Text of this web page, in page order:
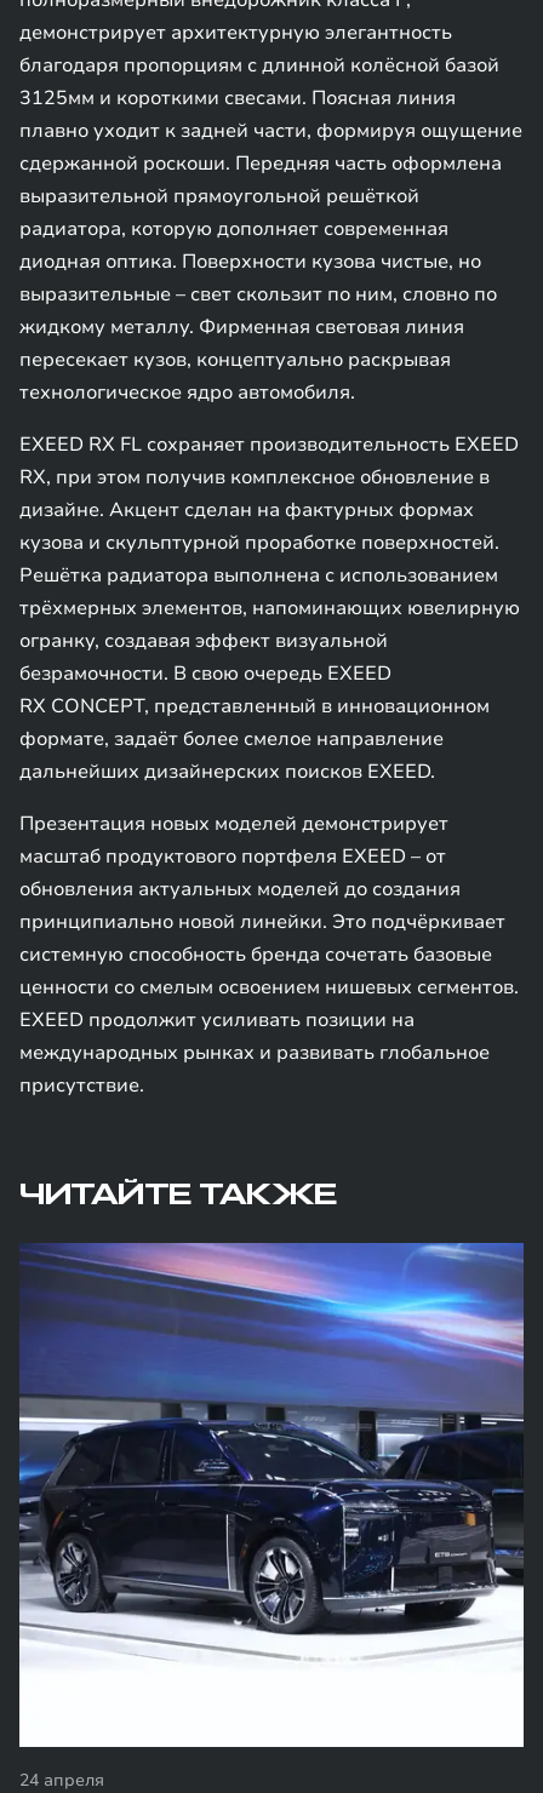
демонстрирует архитектурную элегантность
благодаря пропорциям с длинной колёсной базой
3125мм и короткими свесами. Поясная линия
плавно уходит к задней части, формируя ощущение
сдержанной роскоши. Передняя часть оформлена
выразительной прямоугольной решёткой
радиатора, которую дополняет современная
диодная оптика. Поверхности кузова чистые, но
выразительные – свет скользит по ним, словно по
жидкому металлу. Фирменная световая линия
пересекает кузов, концептуально раскрывая
технологическое ядро автомобиля.
EXEED RX FL сохраняет производительность EXEED
RX, при этом получив комплексное обновление в
дизайне. Акцент сделан на фактурных формах
кузова и скульптурной проработке поверхностей.
Решётка радиатора выполнена с использованием
трёхмерных элементов, напоминающих ювелирную
огранку, создавая эффект визуальной
безрамочности. В свою очередь EXEED
RX CONCEPT, представленный в инновационном
формате, задаёт более смелое направление
дальнейших дизайнерских поисков EXEED.
Презентация новых моделей демонстрирует
масштаб продуктового портфеля EXEED – от
обновления актуальных моделей до создания
принципиально новой линейки. Это подчёркивает
системную способность бренда сочетать базовые
ценности со смелым освоением нишевых сегментов.
EXEED продолжит усиливать позиции на
международных рынках и развивать глобальное
присутствие.
ЧИТАЙТЕ ТАКЖЕ
24 апреля